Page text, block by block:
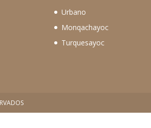
Urbano
Monqachayoc
Turquesayoc